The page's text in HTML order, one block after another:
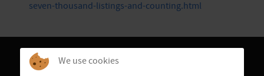
seven-thousand-listings-and-counting.html
We use cookies